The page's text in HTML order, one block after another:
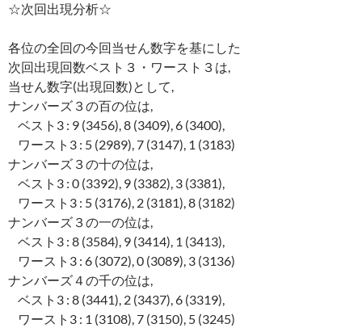
☆次回出現分析☆
各位の全回の今回当せん数字を基にした
次回出現回数ベスト３・ワースト３は,
当せん数字(出現回数)として,
ナンバーズ３の百の位は,
ベスト3 : 9 (3456), 8 (3409), 6 (3400),
ワースト3 : 5 (2989), 7 (3147), 1 (3183)
ナンバーズ３の十の位は,
ベスト3 : 0 (3392), 9 (3382), 3 (3381),
ワースト3 : 5 (3176), 2 (3181), 8 (3182)
ナンバーズ３の一の位は,
ベスト3 : 8 (3584), 9 (3414), 1 (3413),
ワースト3 : 6 (3072), 0 (3089), 3 (3136)
ナンバーズ４の千の位は,
ベスト3 : 8 (3441), 2 (3437), 6 (3319),
ワースト3 : 1 (3108), 7 (3150), 5 (3245)